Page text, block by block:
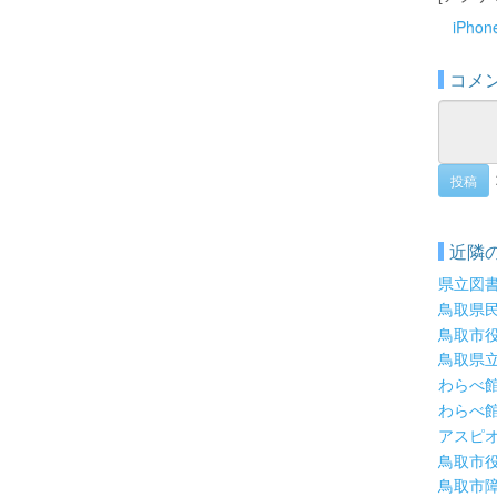
コメ
投稿
近隣
県立図
鳥取県
鳥取市
鳥取県
わらべ
わらべ
アスピ
鳥取市
鳥取市